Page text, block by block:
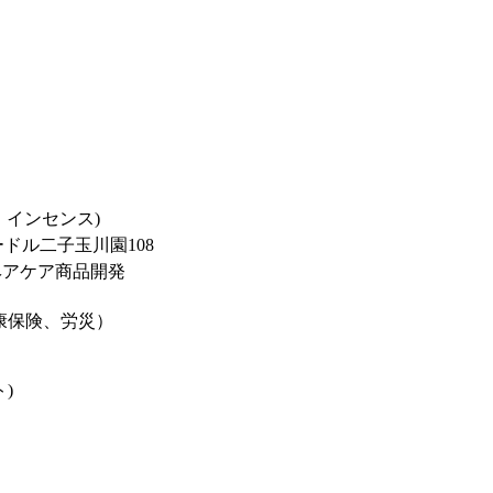
ンセンス)
ル二子玉川園108
ケア商品開発
険、労災）
)